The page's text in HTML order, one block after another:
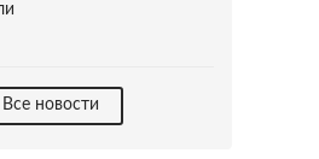
Все новости